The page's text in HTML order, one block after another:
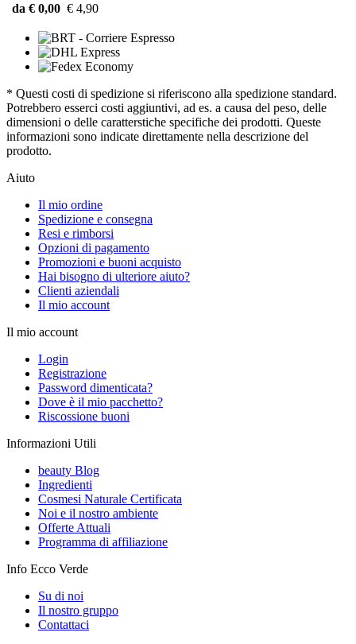
da € 0,00 € 4,90
* Questi costi di spedizione si riferiscono alla spedizione standard.
Potrebbero esserci costi aggiuntivi, ad es. a causa del peso, delle
dimensioni o delle caratterstiche specifiche dei prodotti. Queste
informazioni sono indicate direttamente nella descrizione del
prodotto.
Aiuto
Il mio ordine
Spedizione e consegna
Resi e rimborsi
Opzioni di pagamento
Promozioni e buoni acquisto
Hai bisogno di ulteriore aiuto?
Clienti aziendali
Il mio account
Il mio account
Login
Registrazione
Password dimenticata?
Dove è il mio pacchetto?
Riscossione buoni
Informazioni Utili
beauty Blog
Ingredienti
Cosmesi Naturale Certificata
Noi e il nostro ambiente
Offerte Attuali
Programma di affiliazione
Info Ecco Verde
Su di noi
Il nostro gruppo
Contattaci